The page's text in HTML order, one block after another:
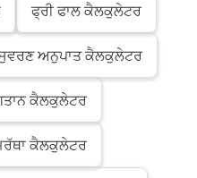
ਫ੍ਰੀ ਫਾਲ ਕੈਲਕੁਲੇਟਰ
ਅਨੁਪਾਤ ਕੈਲਕੁਲੇਟਰ
ਕੈਲਕੁਲੇਟਰ
ਕੈਲਕੁਲੇਟਰ